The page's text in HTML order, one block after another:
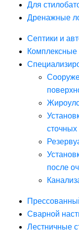
Для
Дренажные
Септики и
Комплексные
сточных
после
Сварной
Лестничные